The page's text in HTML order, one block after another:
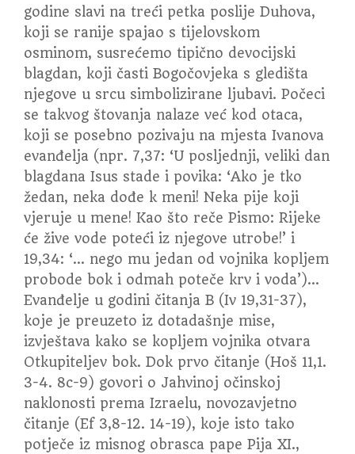
godine slavi na treći petka poslije Duhova,
koji se ranije spajao s tijelovskom
osminom, susrećemo tipično devocijski
blagdan, koji časti Bogočovjeka s gledišta
njegove u srcu simbolizirane ljubavi. Počeci
se takvog štovanja nalaze već kod otaca,
koji se posebno pozivaju na mjesta Ivanova
evanđelja (npr. 7,37: ‘U posljednji, veliki dan
blagdana Isus stade i povika: ‘Ako je tko
žedan, neka dođe k meni! Neka pije koji
vjeruje u mene! Kao što reče Pismo: Rijeke
će žive vode poteći iz njegove utrobe!’ i
19,34: ‘… nego mu jedan od vojnika kopljem
probode bok i odmah poteče krv i voda’)…
Evanđelje u godini čitanja B (Iv 19,31-37),
koje je preuzeto iz dotadašnje mise,
izvještava kako se kopljem vojnika otvara
Otkupiteljev bok. Dok prvo čitanje (Hoš 11,1.
3-4. 8c-9) govori o Jahvinoj očinskoj
naklonosti prema Izraelu, novozavjetno
čitanje (Ef 3,8-12. 14-19), koje isto tako
potječe iz misnog obrasca pape Pija XI.,